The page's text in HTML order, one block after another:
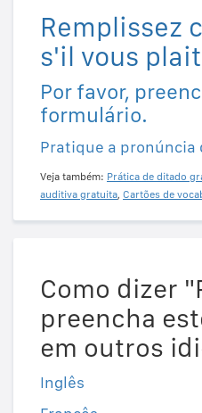
Remplissez
s'il vous
Por favor,
formulário.
Pratique a pronúncia
Veja também: Prática de ditado
auditiva gratuita, Cartões de
Como dizer
preencha
em outros
Inglês